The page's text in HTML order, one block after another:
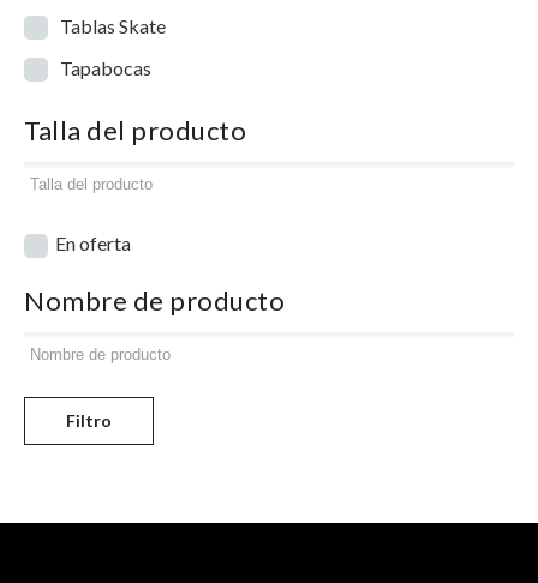
Tablas Skate
Tapabocas
Talla del producto
En oferta
Nombre de producto
Filtro